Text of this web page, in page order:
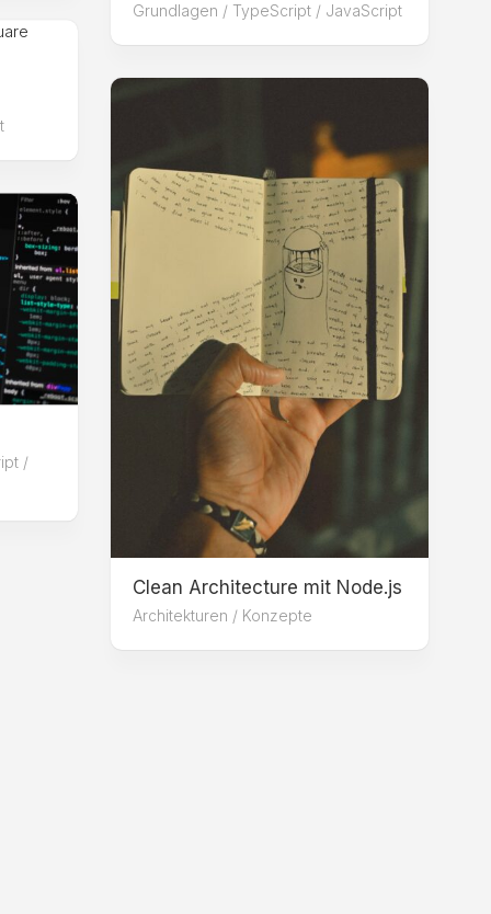
Grundlagen / TypeScript / JavaScript
Clean Architecture mit Node.js
Architekturen / Konzepte
/